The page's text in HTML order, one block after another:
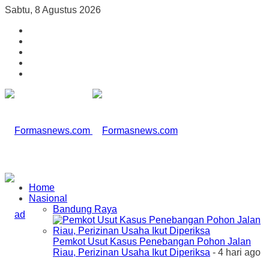
Sabtu, 8 Agustus 2026
Home
Nasional
Bandung Raya
Pemkot Usut Kasus Penebangan Pohon Jalan
Riau, Perizinan Usaha Ikut Diperiksa - 4 hari ago